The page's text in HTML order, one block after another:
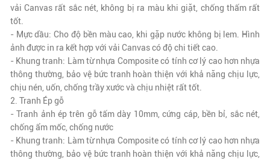
vải Canvas rất sắc nét, không bị ra màu khi giặt, chống thấm rất
tốt.
- Mực dầu: Cho độ bền màu cao, khi gặp nước không bị lem. Hình
ảnh được in ra kết hợp với vải Canvas có độ chi tiết cao.
- Khung tranh: Làm từ nhựa Composite có tính cơ lý cao hơn nhựa
thông thường, bảo vệ bức tranh hoàn thiện với khả năng chịu lực,
chịu nén, uốn, chống trầy xước và chịu nhiệt rất tốt.
2. Tranh Ép gỗ
- Tranh ảnh ép trên gỗ tấm dày 10mm, cứng cáp, bền bỉ, sắc nét,
chống ẩm mốc, chống nước
- Khung tranh: Làm từ nhựa Composite có tính cơ lý cao hơn nhựa
thông thường, bảo vệ bức tranh hoàn thiện với khả năng chịu lực,